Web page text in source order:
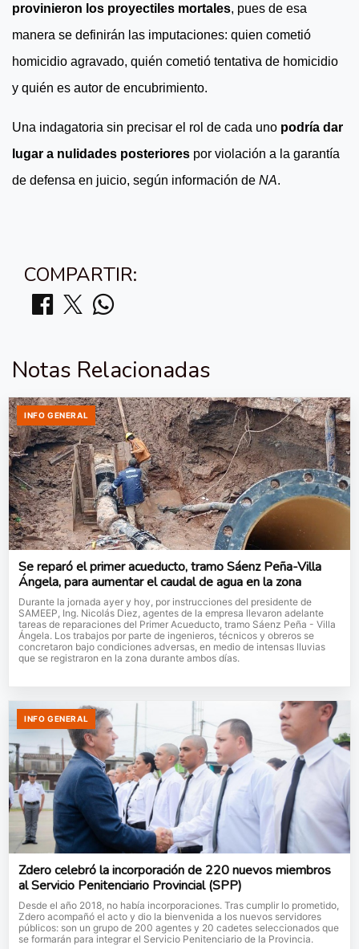
provinieron los proyectiles mortales, pues de esa
manera se definirán las imputaciones: quien cometió
homicidio agravado, quién cometió tentativa de homicidio
y quién es autor de encubrimiento.
Una indagatoria sin precisar el rol de cada uno podría dar
lugar a nulidades posteriores por violación a la garantía
de defensa en juicio, según información de NA.
COMPARTIR:
Notas Relacionadas
INFO GENERAL
Se reparó el primer acueducto, tramo Sáenz Peña-Villa
Ángela, para aumentar el caudal de agua en la zona
Durante la jornada ayer y hoy, por instrucciones del presidente de
SAMEEP, Ing. Nicolás Diez, agentes de la empresa llevaron adelante
tareas de reparaciones del Primer Acueducto, tramo Sáenz Peña - Villa
Ángela. Los trabajos por parte de ingenieros, técnicos y obreros se
concretaron bajo condiciones adversas, en medio de intensas lluvias
que se registraron en la zona durante ambos días.
INFO GENERAL
Zdero celebró la incorporación de 220 nuevos miembros
al Servicio Penitenciario Provincial (SPP)
Desde el año 2018, no había incorporaciones. Tras cumplir lo prometido,
Zdero acompañó el acto y dio la bienvenida a los nuevos servidores
públicos: son un grupo de 200 agentes y 20 cadetes seleccionados que
se formarán para integrar el Servicio Penitenciario de la Provincia.